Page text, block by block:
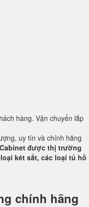
hàng. Vận chuyển lắp
uy tín và chính hãng
được thị trường
két sắt, các loại tủ hồ
chính hãng